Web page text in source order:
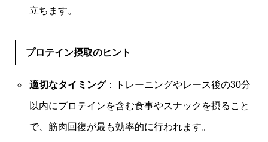
立ちます。
プロテイン摂取のヒント
適切なタイミング：トレーニングやレース後の30分
以内にプロテインを含む食事やスナックを摂ること
で、筋肉回復が最も効率的に行われます。